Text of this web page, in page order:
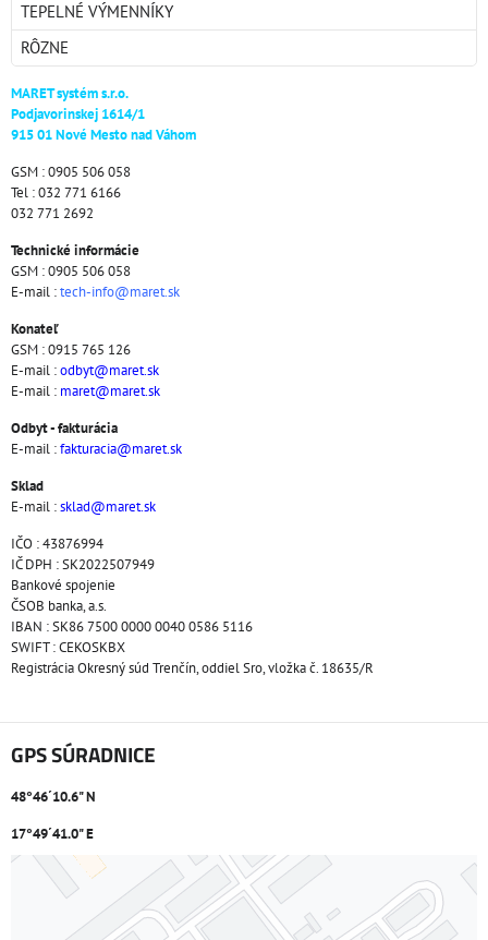
TEPELNÉ VÝMENNÍKY
RÔZNE
MARET systém s.r.o.
Podjavorinskej 1614/1
915 01 Nové Mesto nad Váhom
GSM : 0905 506 058
Tel : 032 771 6166
032 771 2692
Technické informácie
GSM : 0905 506 058
E-mail :tech-info@maret.sk
Konateľ
GSM : 0915 765 126
E-mail :odbyt@maret.sk
E-mail : maret@maret.sk
Odbyt - fakturácia
E-mail :fakturacia@maret.sk
Sklad
E-mail :sklad@maret.sk
IČO : 43876994
IČ DPH : SK2022507949
Bankové spojenie
ČSOB banka, a.s.
IBAN : SK86 7500 0000 0040 0586 5116
SWIFT : CEKOSKBX
Registrácia Okresný súd Trenčín, oddiel Sro, vložka č. 18635/R
GPS SÚRADNICE
48°46´10.6" N
17°49´41.0" E